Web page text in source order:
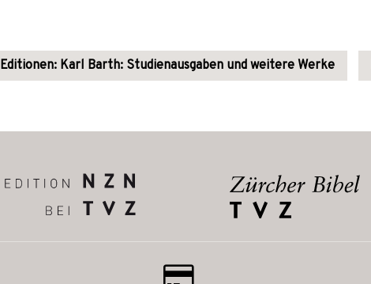
Editionen: Karl Barth: Studienausgaben und weitere Werke